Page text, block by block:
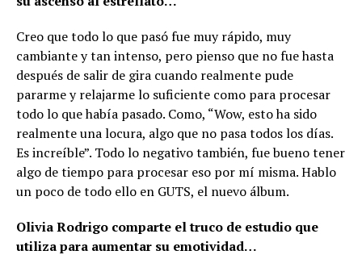
Creo que todo lo que pasó fue muy rápido, muy
cambiante y tan intenso, pero pienso que no fue hasta
después de salir de gira cuando realmente pude
pararme y relajarme lo suficiente como para procesar
todo lo que había pasado. Como, “Wow, esto ha sido
realmente una locura, algo que no pasa todos los días.
Es increíble”. Todo lo negativo también, fue bueno tener
algo de tiempo para procesar eso por mí misma. Hablo
un poco de todo ello en GUTS, el nuevo álbum.
Olivia Rodrigo comparte el truco de estudio que
utiliza para aumentar su emotividad…